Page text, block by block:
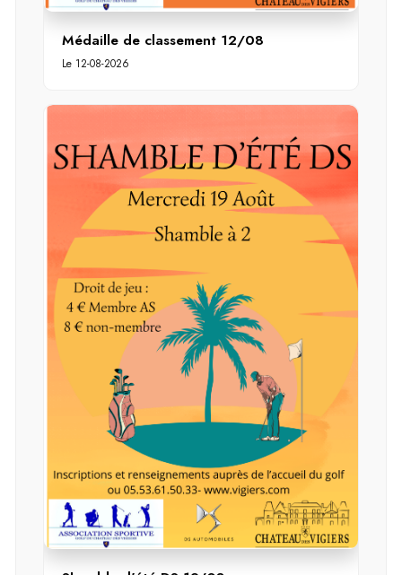
Médaille de classement 12/08
Le 12-08-2026